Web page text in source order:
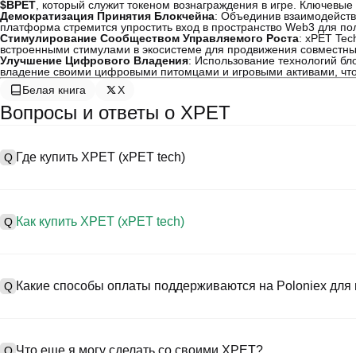
$BPET , который служит токеном вознаграждения в игре.
Демократизация Принятия Блокчейна: Объединив
платформа стремится упростить вход в пространство Web3 для
Стимулирование Сообществом Управляемого Роста: xPET
встроенными стимулами в экосистеме для продвижения
Улучшение Цифрового Владения: Использование технологий
владение своими цифровыми питомцами и игровыми активами,
Белая книга
X
Вопросы и ответы о XPET
Q Где купить XPET (xPET tech)
предоставляют удобные интерфейсы, высокую ликвидность и
Например, Poloniex поддерживает торговлю разнообразными
Процесс покупки xPET tech на CEX следующий:
1. Создайте учетную запись и пройдите KYC-верификацию.
4. Разместите рыночный/лимитный ордер на покупку.
Q Как купить XPET (xPET tech)
торговать XPET (xPET tech) и широким спектром
Q Какие способы оплаты поддерживаются на Poloniex для
1) Кредитные/дебетовые карты (такие как Visa и Mastercard)
Что еще я могу сделать со своими XPET?